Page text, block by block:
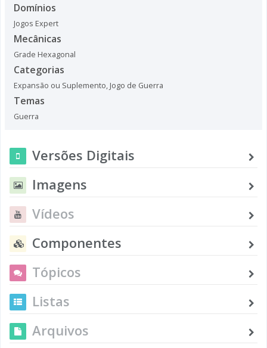
Domínios
Jogos Expert
Mecânicas
Grade Hexagonal
Categorias
Expansão ou Suplemento, Jogo de Guerra
Temas
Guerra
Versões Digitais
Imagens
Vídeos
Componentes
Tópicos
Listas
Arquivos